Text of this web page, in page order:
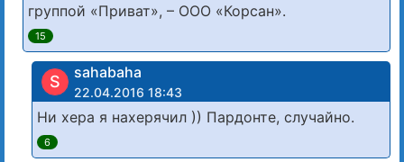
группой «Приват», – ООО «Корсан».
15
S sahabaha
22.04.2016 18:43
Ни хера я нахерячил )) Пардонте, случайно.
6